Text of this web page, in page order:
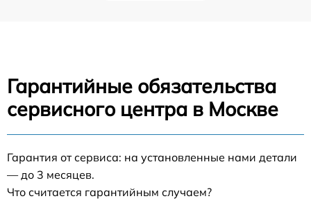
Гарантийные обязательства
сервисного центра в Москве
Гарантия от сервиса: на установленные нами детали
— до 3 месяцев.
Что считается гарантийным случаем?